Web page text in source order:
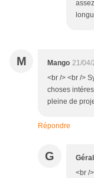
M Mango 21/04/
<br /> <br />
choses
pleine de
Répondre
G
<br /